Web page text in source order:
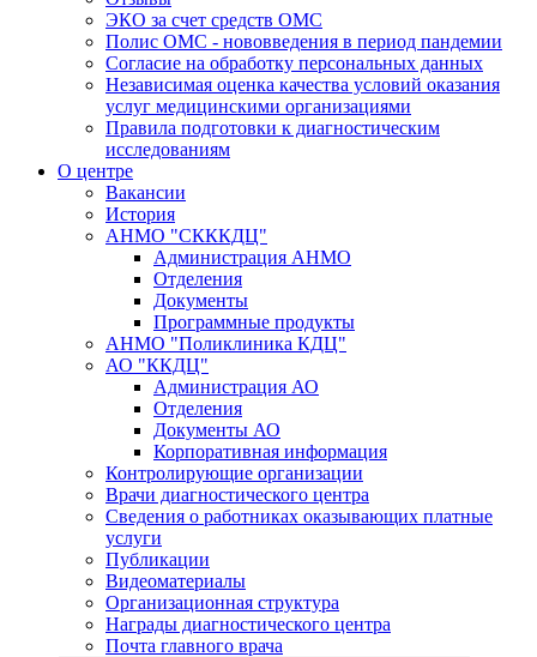
ЭКО за счет средств ОМС
Полис ОМС - нововведения в период пандемии
Согласие на обработку персональных данных
Независимая оценка качества условий оказания
услуг медицинскими организациями
Правила подготовки к диагностическим
исследованиям
О центре
Вакансии
История
АНМО "СКККДЦ"
Администрация АНМО
Отделения
Документы
Программные продукты
АНМО "Поликлиника КДЦ"
АО "ККДЦ"
Администрация АО
Отделения
Документы АО
Корпоративная информация
Контролирующие организации
Врачи диагностического центра
Сведения о работниках оказывающих платные
услуги
Публикации
Видеоматериалы
Организационная структура
Награды диагностического центра
Почта главного врача